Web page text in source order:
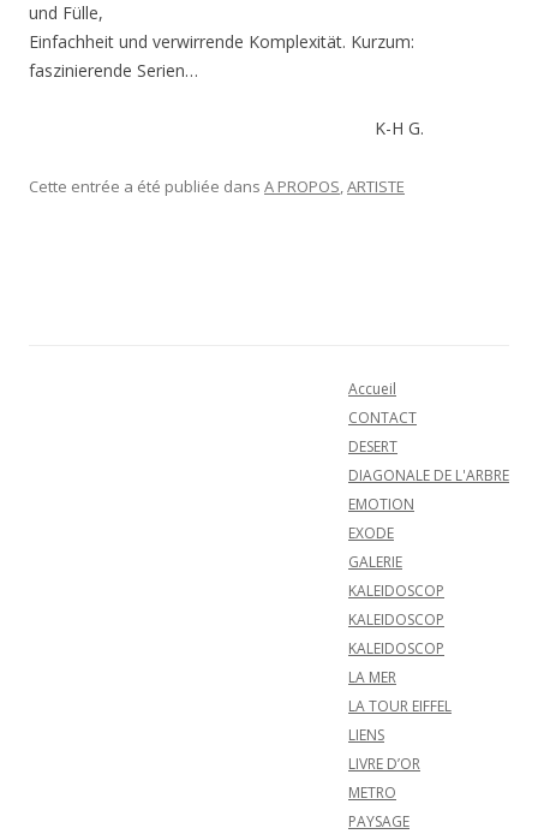
und Fülle,
Einfachheit und verwirrende Komplexität. Kurzum:
faszinierende Serien…
K-H G.
Cette entrée a été publiée dans A PROPOS,ARTISTE
Accueil
CONTACT
DESERT
DIAGONALE DE L'ARBRE
EMOTION
EXODE
GALERIE
KALEIDOSCOP
KALEIDOSCOP
KALEIDOSCOP
LA MER
LA TOUR EIFFEL
LIENS
LIVRE D’OR
METRO
PAYSAGE